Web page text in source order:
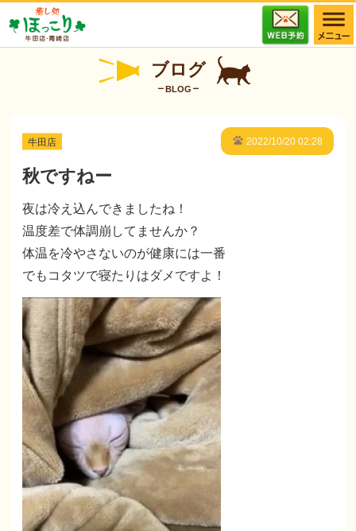
ブログ
BLOG
牛田店 2022/10/20 02:28
秋ですねー
夜は冷え込んできましたね！
温度差で体調崩してませんか？
体温を冷やさないのが健康には一番
でもコタツで寝たりはダメですよ！